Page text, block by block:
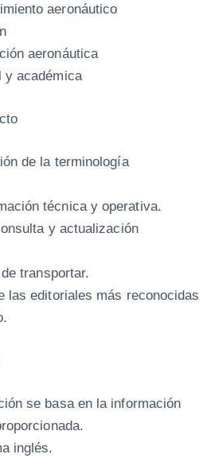
aeronáutico
aeronáutica
y académica
de la terminología
técnica y operativa.
y actualización
transportar.
las editoriales más reconocidas
se basa en la información
inglés.